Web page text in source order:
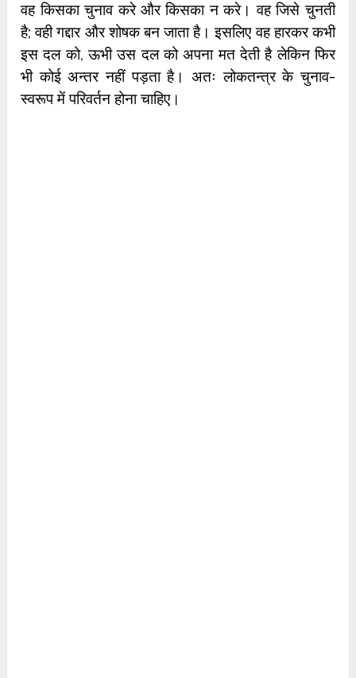
वह किसका चुनाव करे और किसका न करे। वह जिसे चुनती
है; वही गद्दार और शोषक बन जाता है। इसलिए वह हारकर कभी
इस दल को, ऊभी उस दल को अपना मत देती है लेकिन फिर
भी कोई अन्तर नहीं पड़ता है। अतः लोकतन्त्र के चुनाव-
स्वरूप में परिवर्तन होना चाहिए।